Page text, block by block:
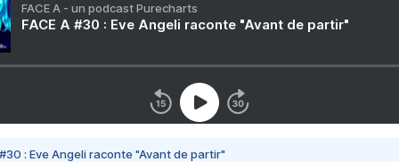
FACE A - un podcast Purecharts
FACE A #30 : Eve Angeli raconte "Avant de partir"
#30 : Eve Angeli raconte "Avant de partir"